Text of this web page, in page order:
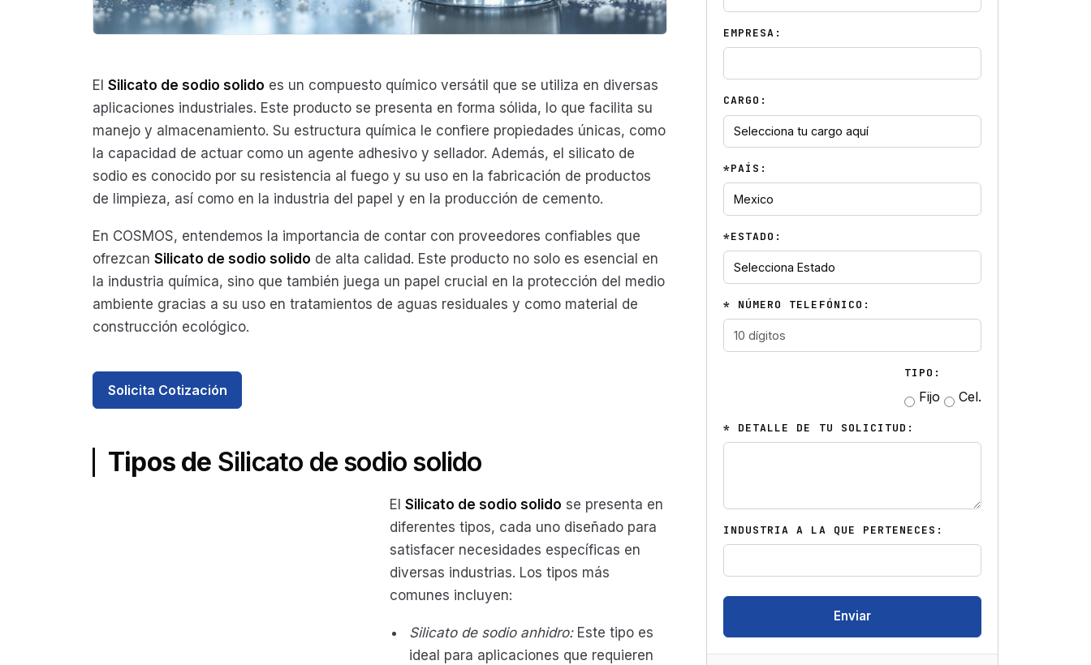
El Silicato de sodio solido es un compuesto químico versátil que se utiliza en diversas
aplicaciones industriales. Este producto se presenta en forma sólida, lo que facilita su
manejo y almacenamiento. Su estructura química le confiere propiedades únicas, como
la capacidad de actuar como un agente adhesivo y sellador. Además, el silicato de
sodio es conocido por su resistencia al fuego y su uso en la fabricación de productos
de limpieza, así como en la industria del papel y en la producción de cemento.
En COSMOS, entendemos la importancia de contar con proveedores confiables que
ofrezcan Silicato de sodio solido de alta calidad. Este producto no solo es esencial en
la industria química, sino que también juega un papel crucial en la protección del medio
ambiente gracias a su uso en tratamientos de aguas residuales y como material de
construcción ecológico.
Solicita Cotización
Tipos de Silicato de sodio solido
El Silicato de sodio solido se presenta en
diferentes tipos, cada uno diseñado para
satisfacer necesidades específicas en
diversas industrias. Los tipos más
comunes incluyen:
Silicato de sodio anhidro:Este tipo es
ideal para aplicaciones que requieren
EMPRESA:
CARGO:
*PAÍS:
*ESTADO:
* NÚMERO TELEFÓNICO:
TIPO:
Fijo Cel.
* DETALLE DE TU SOLICITUD:
INDUSTRIA A LA QUE PERTENECES:
Enviar